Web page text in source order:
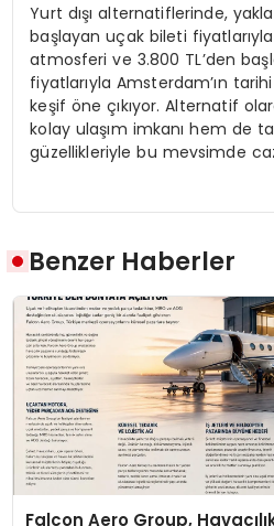
Yurt dışı alternatiflerinde,
başlayan uçak bileti fiyatlarıyla
atmosferi ve 3.800 TL’den
fiyatlarıyla Amsterdam’ın
keşif öne çıkıyor. Alternatif
kolay ulaşım imkanı hem de
güzellikleriyle bu mevsimde
Benzer Haberler
Falcon Aero Group,